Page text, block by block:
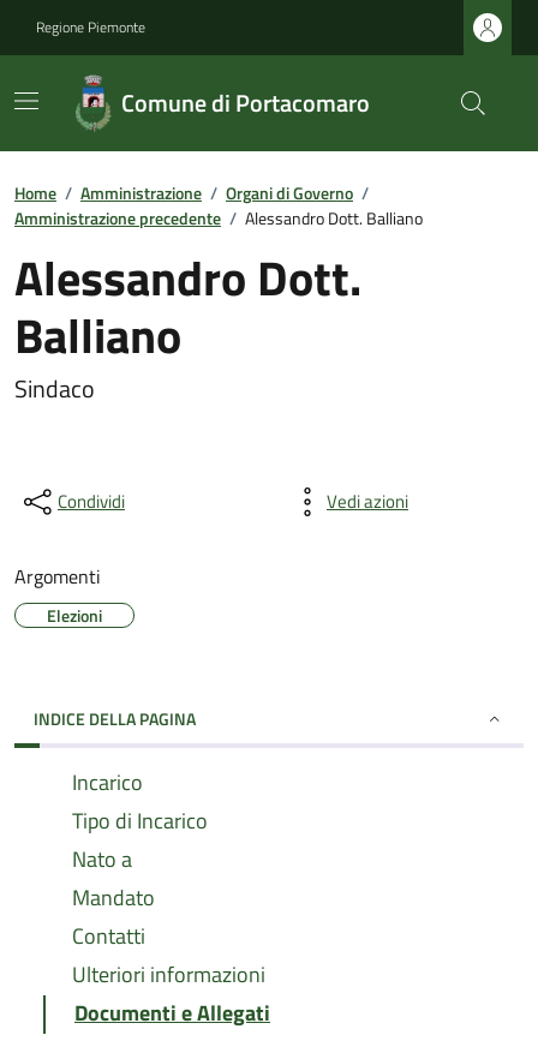
Regione Piemonte
Comune di Portacomaro
Home / Amministrazione / Organi di Governo /
Amministrazione precedente / Alessandro Dott. Balliano
Alessandro Dott.
Balliano
Sindaco
Condividi Vedi azioni
Argomenti
Elezioni
INDICE DELLA PAGINA
Incarico
Tipo di Incarico
Nato a
Mandato
Contatti
Ulteriori informazioni
Documenti e Allegati